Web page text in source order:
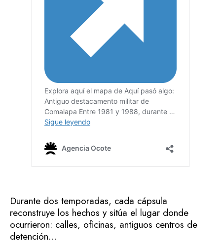
Durante dos temporadas, cada cápsula
reconstruye los hechos y sitúa el lugar donde
ocurrieron: calles, oficinas, antiguos centros de
detención…